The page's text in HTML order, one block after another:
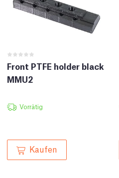
Front PTFE holder black
MMU2
Vorrätig
Kaufen